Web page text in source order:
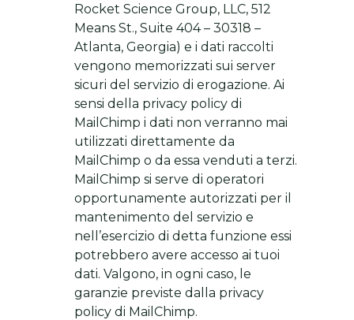
Rocket Science Group, LLC, 512
Means St., Suite 404 – 30318 –
Atlanta, Georgia) e i dati raccolti
vengono memorizzati sui server
sicuri del servizio di erogazione. Ai
sensi della privacy policy di
MailChimp i dati non verranno mai
utilizzati direttamente da
MailChimp o da essa venduti a terzi.
MailChimp si serve di operatori
opportunamente autorizzati per il
mantenimento del servizio e
nell’esercizio di detta funzione essi
potrebbero avere accesso ai tuoi
dati. Valgono, in ogni caso, le
garanzie previste dalla privacy
policy di MailChimp.